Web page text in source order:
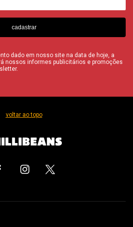
cadastrar
dado em nosso site na data de hoje, a
nossos informes publicitários e promoções
voltar ao topo